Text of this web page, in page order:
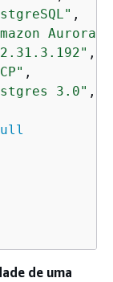
,
Aurora
,
,
3.0" ,
de uma